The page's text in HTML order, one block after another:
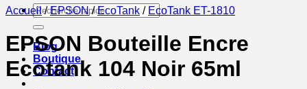
Recherche
pour :
Blog
Boutique
Contact
Accueil / EPSON / EcoTank / EcoTank ET-1810
EPSON Bouteille Encre
Ecotank 104 Noir 65ml